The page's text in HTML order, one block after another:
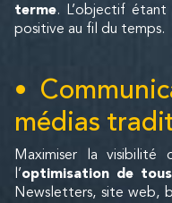
terme. L’objectif
positive au fil du temps.
médias
Maximiser la visibilité
l’optimisation de
Newsletters, site web,